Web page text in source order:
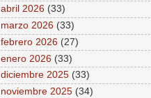
abril 2026 (33)
marzo 2026 (33)
febrero 2026 (27)
enero 2026 (33)
diciembre 2025 (33)
noviembre 2025 (34)